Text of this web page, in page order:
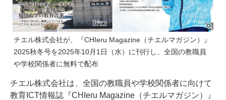
チエル株式会社が、『CHIeru Magazine（チエルマガジン）』
2025秋冬号を2025年10月1日（水）に刊行し、全国の教職員
や学校関係者に無料で配布
チエル株式会社は、全国の教職員や学校関係者に向けて
教育ICT情報誌『CHIeru Magazine（チエルマガジン）』